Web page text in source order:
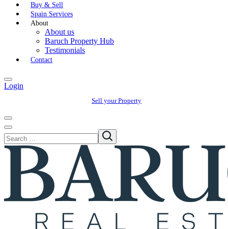
Buy & Sell
Spain Services
About
About us
Baruch Property Hub
Testimonials
Contact
Login
Sell your Property